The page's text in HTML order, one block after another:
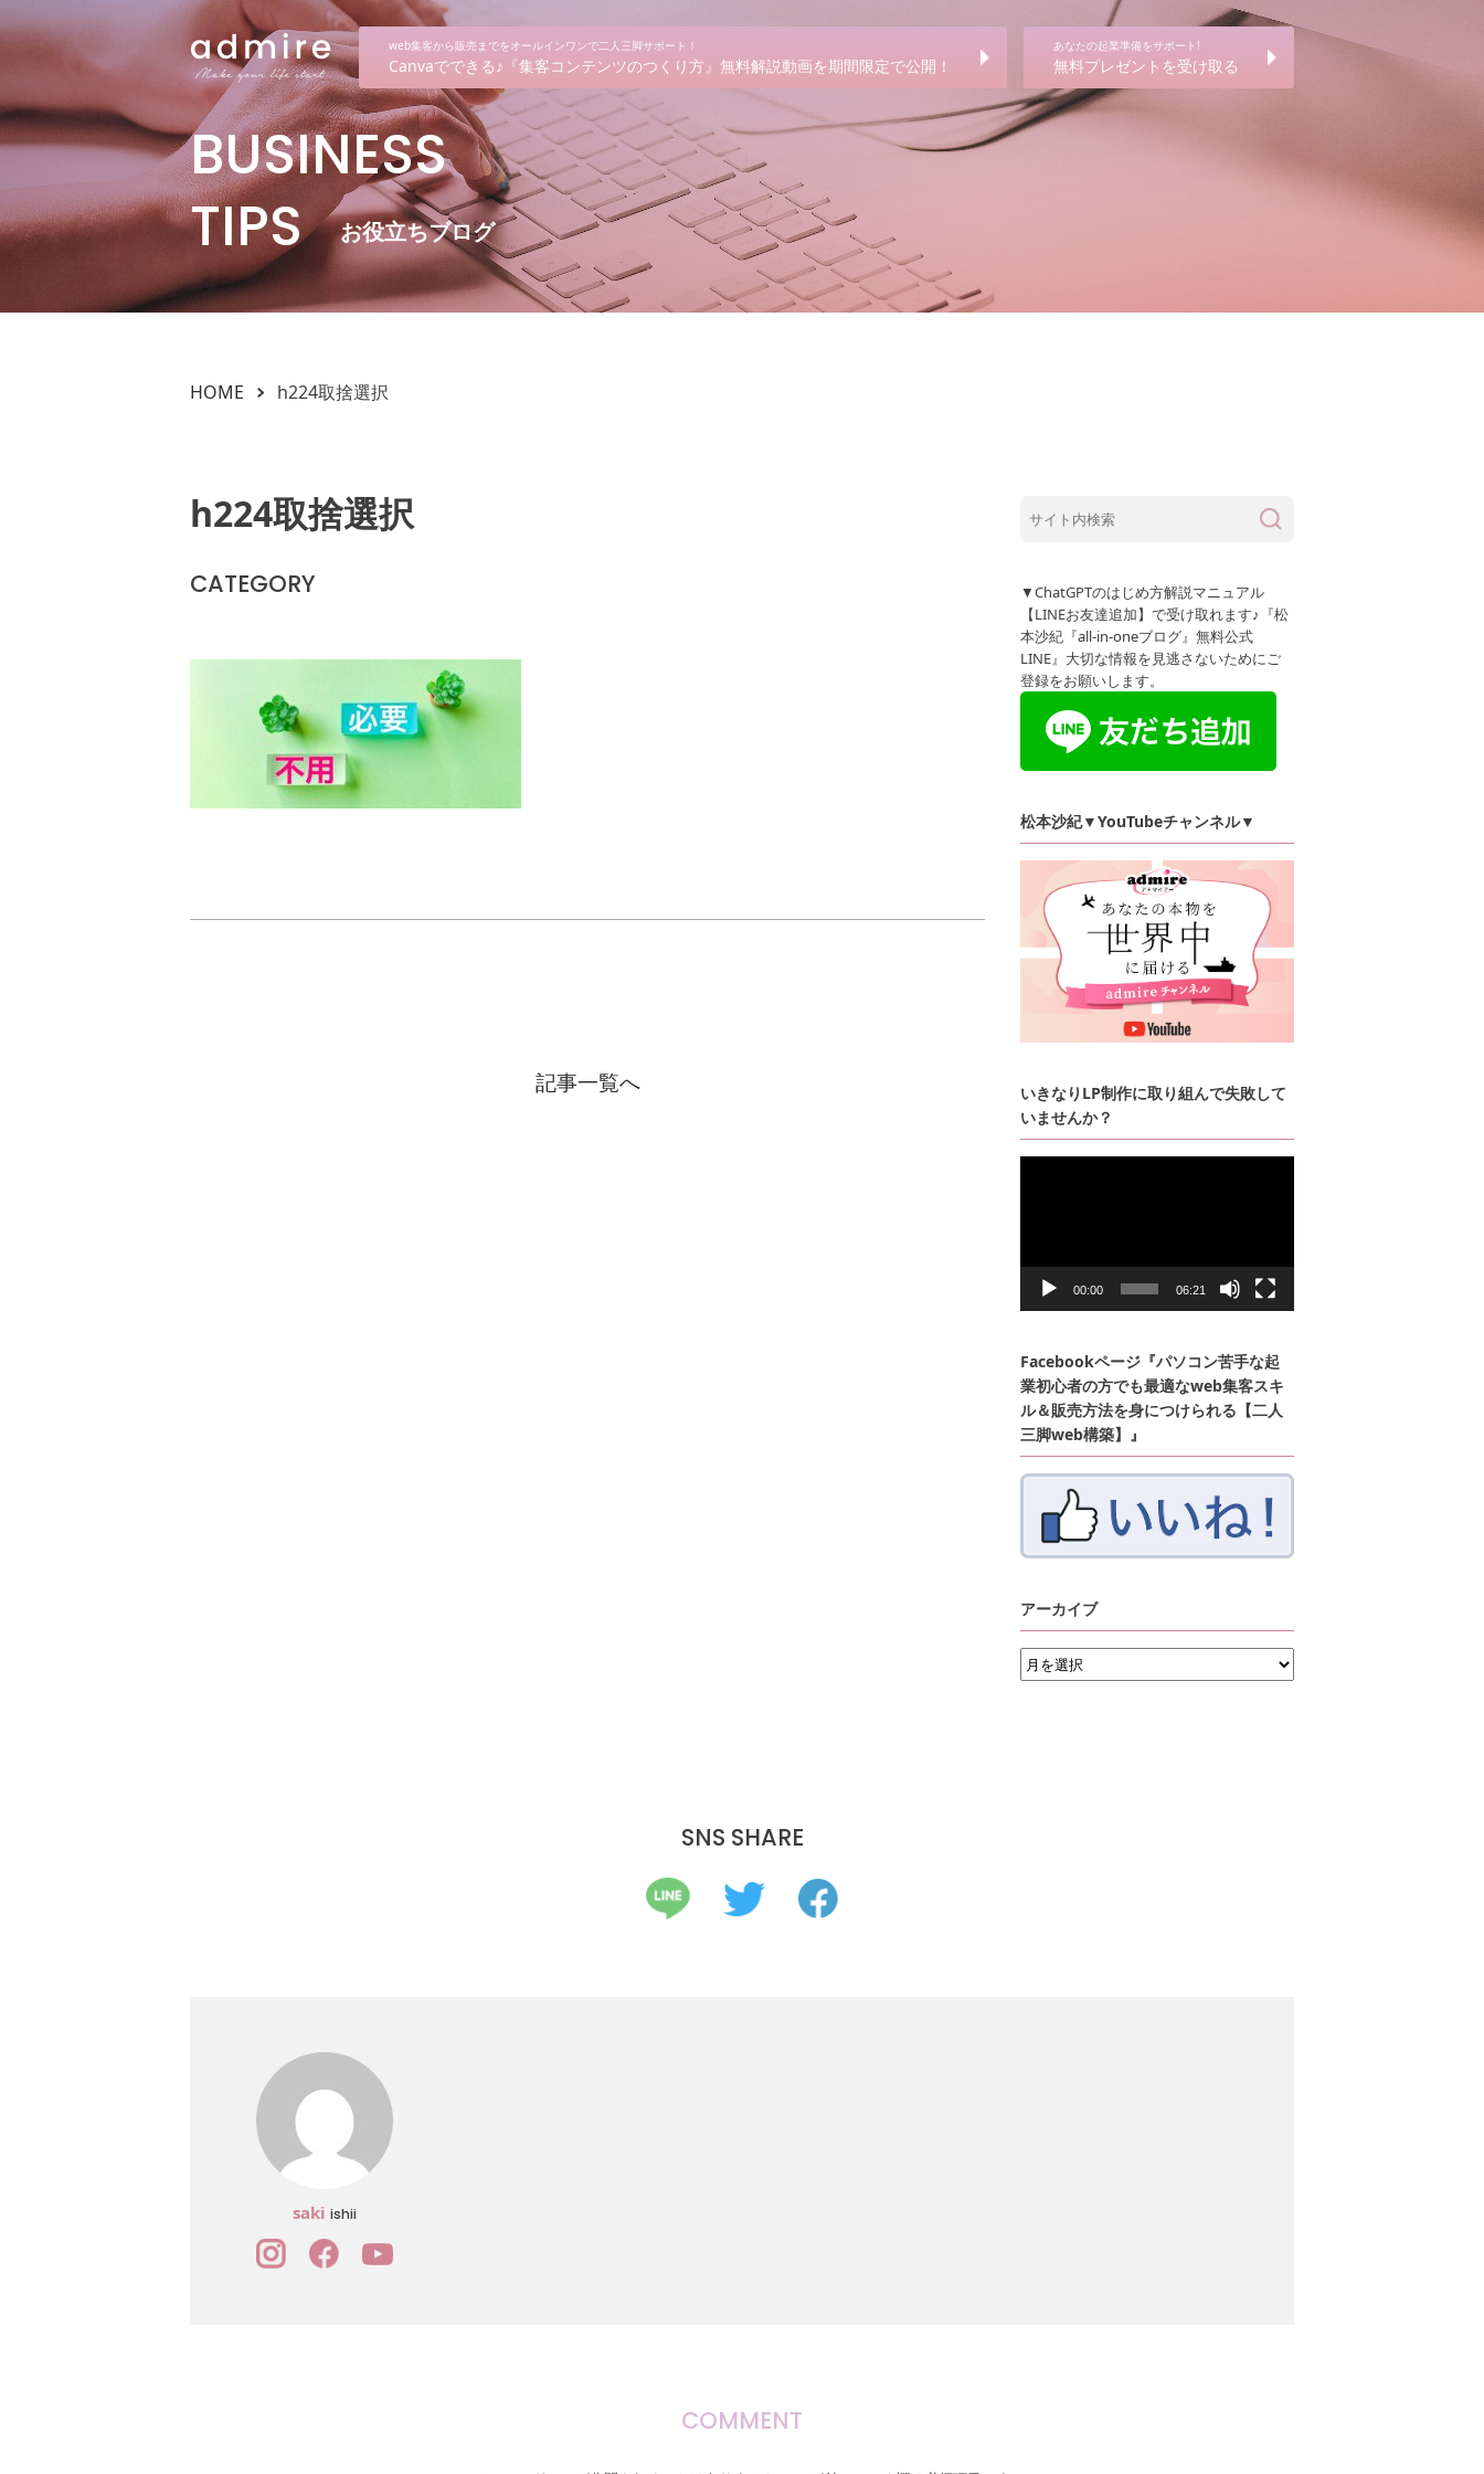
web集客から販売までをオールインワンで二人三脚サポート！
Canvaでできる♪『集客コンテンツのつくり方』無料解説動画を期間限定で公開！
あなたの起業準備をサポート!
無料プレゼントを受け取る
BUSINESS
TIPS
お役立ちブログ
HOME h224取捨選択
h224取捨選択
CATEGORY
記事一覧へ
▼ChatGPTのはじめ方解説マニュアル
【LINEお友達追加】で受け取れます♪『松
本沙紀『all-in-oneブログ』無料公式
LINE』大切な情報を見逃さないためにご
登録をお願いします。
松本沙紀▼YouTubeチャンネル▼
いきなりLP制作に取り組んで失敗して
いませんか？
動
00:00 06:21
Facebookページ『パソコン苦手な起
業初心者の方でも最適なweb集客スキ
ル＆販売方法を身につけられる【二人
三脚web構築】』
アーカイブ
ア
ー
カ
SNS SHARE
saki ishii
COMMENT